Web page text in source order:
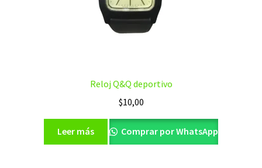
Reloj Q&Q deportivo
$10,00
Leer más Comprar por WhatsApp